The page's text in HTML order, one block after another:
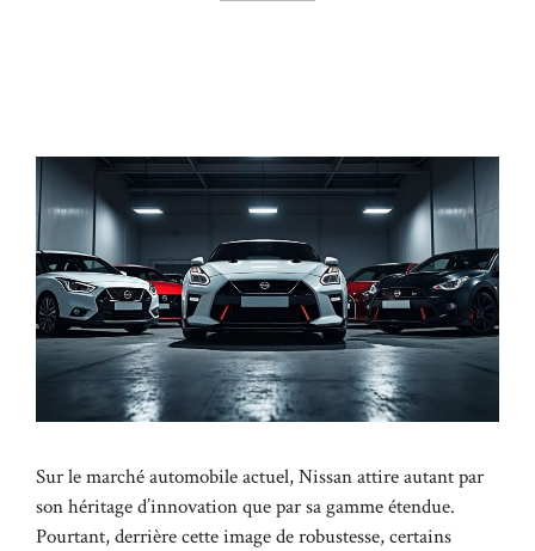
Sur le marché automobile actuel, Nissan attire autant par
son héritage d’innovation que par sa gamme étendue.
Pourtant, derrière cette image de robustesse, certains